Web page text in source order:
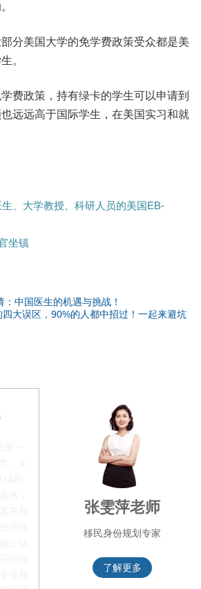
分美国大学的免学费政策受众都是美
。
费政策，持有绿卡的学生可以申请到
远远高于国际学生，在美国实习和就
、大学教授、科研人员的美国EB-
坐镇
：中国医生的机遇与挑战！
四大误区，90%的人都中招过！一起来避坑
张雯萍老师
移民身份规划专家
了解更多